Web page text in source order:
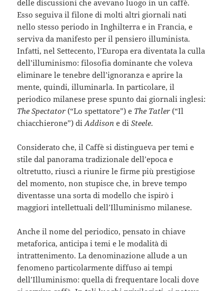
delle discussioni che avevano luogo in un caffè.
Esso seguiva il filone di molti altri giornali nati
nello stesso periodo in Inghilterra e in Francia, e
serviva da manifesto per il pensiero illuminista.
Infatti, nel Settecento, l’Europa era diventata la culla
dell’illuminismo: filosofia dominante che voleva
eliminare le tenebre dell’ignoranza e aprire la
mente, quindi, illuminarla. In particolare, il
periodico milanese prese spunto dai giornali inglesi:
The Spectator (“Lo spettatore”) e The Tatler (“Il
chiacchierone”) diAddisone diSteele.
Considerato che, il Caffè si distingueva per temi e
stile dal panorama tradizionale dell’epoca e
oltretutto, riuscì a riunire le firme più prestigiose
del momento, non stupisce che, in breve tempo
diventasse una sorta di modello che ispirò i
maggiori intellettuali dell’Illuminismo milanese.
Anche il nome del periodico, pensato in chiave
metaforica, anticipa i temi e le modalità di
intrattenimento. La denominazione allude a un
fenomeno particolarmente diffuso ai tempi
dell’Illuminismo: quella di frequentare locali dove